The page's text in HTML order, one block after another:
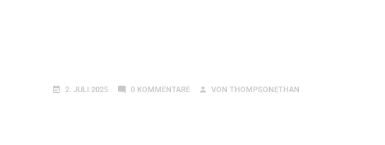
2. JULI 2025 0 KOMMENTARE VON THOMPSONETHAN